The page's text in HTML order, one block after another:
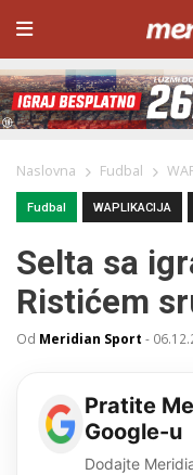
Naslovna Fudbal
Fudbal WAPLIKACIJA
Selta sa
Ristićem
Od Meridian Sport -
Pratite
Google-u
Dodajte